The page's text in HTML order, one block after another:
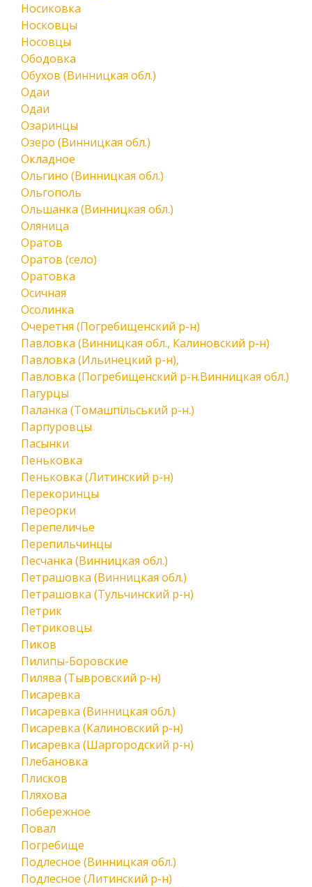
Носиковка
Носковцы
Носовцы
Ободовка
Обухов (Винницкая обл.)
Одаи
Одаи
Озаринцы
Озеро (Винницкая обл.)
Окладное
Ольгино (Винницкая обл.)
Ольгополь
Ольшанка (Винницкая обл.)
Оляница
Оратов
Оратов (село)
Оратовка
Осичная
Осолинка
Очеретня (Погребищенский р-н)
Павловка (Винницкая обл., Калиновский р-н)
Павловка (Ильинецкий р-н),
Павловка (Погребищенский р-н.Винницкая обл.)
Пагурцы
Паланка (Томашпільський р-н.)
Парпуровцы
Пасынки
Пеньковка
Пеньковка (Литинский р-н)
Перекоринцы
Переорки
Перепеличье
Перепильчинцы
Песчанка (Винницкая обл.)
Петрашовка (Винницкая обл.)
Петрашовка (Тульчинский р-н)
Петрик
Петриковцы
Пиков
Пилипы-Боровские
Пилява (Тывровский р-н)
Писаревка
Писаревка (Винницкая обл.)
Писаревка (Калиновский р-н)
Писаревка (Шаргородский р-н)
Плебановка
Плисков
Пляхова
Побережное
Повал
Погребище
Подлесное (Винницкая обл.)
Подлесное (Литинский р-н)